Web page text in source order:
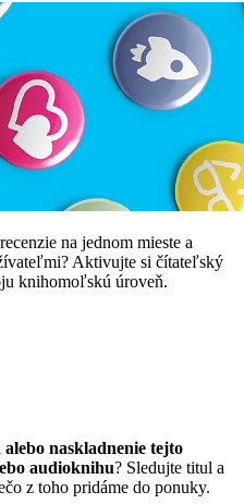
na jednom mieste a
Aktivujte si čítateľský
knihomoľskú úroveň.
naskladnenie tejto
audioknihu? Sledujte titul a
z toho pridáme do ponuky.